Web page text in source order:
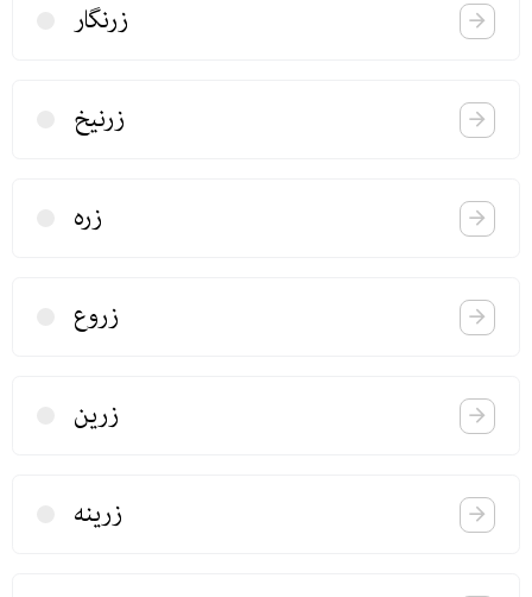
زرنگار
زرنیخ
زره
زروع
زرین
زرینه